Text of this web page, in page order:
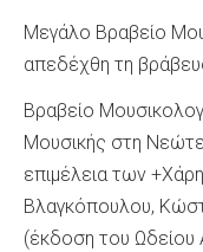
Μεγάλο Βραβείο
απεδέχθη τη
Βραβείο
Μουσικής στη
επιμέλεια των
Βλαγκόπουλου,
(έκδοση του Ωδείου